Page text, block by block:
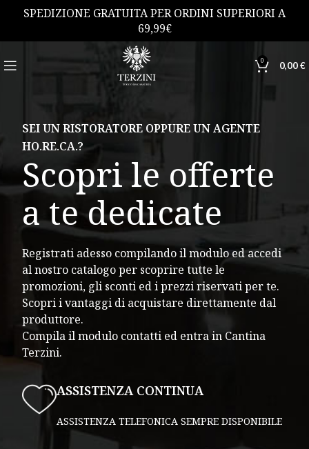
0 0,00€
SEI UN RISTORATORE OPPURE UN AGENTE
HO.RE.CA.?
Scopri le offerte
a te dedicate
Registrati adesso compilando il modulo ed accedi
al nostro catalogo per scoprire tutte le
promozioni, gli sconti ed i prezzi riservati per te.
Scopri i vantaggi di acquistare direttamente dal
produttore.
Compila il modulo contatti ed entra in Cantina
Terzini.
ASSISTENZA CONTINUA
ASSISTENZA TELEFONICA SEMPRE DISPONIBILE
SPEDIZIONE GRATUITA PER ORDINI SUPERIORI A
69,99€